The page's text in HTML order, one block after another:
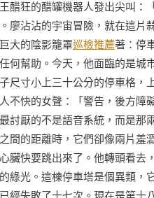
醋狂的醋罐機器人發出尖叫
廖沾沾的宇宙冒險，就在這
大的陰影籠罩巡檢推薦著：停
何幫助。今天，他面臨的是
尺寸小上三十公分的停車格
不快的女聲：「警告，後方
討厭的不是語音系統，而是那
間的距離時，它們卻像兩片
臟快要跳出來了。他轉頭看
綠光。這棟停車塔是個異類